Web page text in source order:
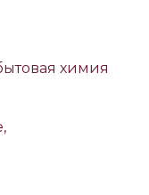
химия